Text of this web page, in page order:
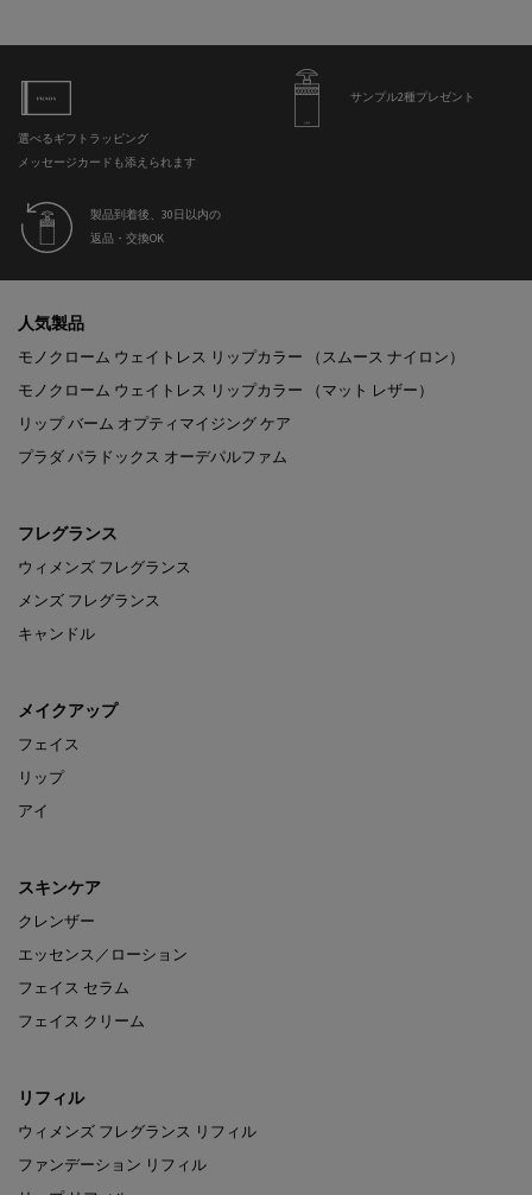
選べるギフトラッピング
メッセージカードも添えられます
サンプル2種プレゼント
製品到着後、30日以内の
返品・交換OK
人気製品
モノクローム ウェイトレス リップカラー （スムース ナイロン）
モノクローム ウェイトレス リップカラー （マット レザー）
リップ バーム オプティマイジング ケア
プラダ パラドックス オーデパルファム
フレグランス
ウィメンズ フレグランス
メンズ フレグランス
キャンドル
メイクアップ
フェイス
リップ
アイ
スキンケア
クレンザー
エッセンス／ローション
フェイス セラム
フェイス クリーム
リフィル
ウィメンズ フレグランス リフィル
ファンデーション リフィル